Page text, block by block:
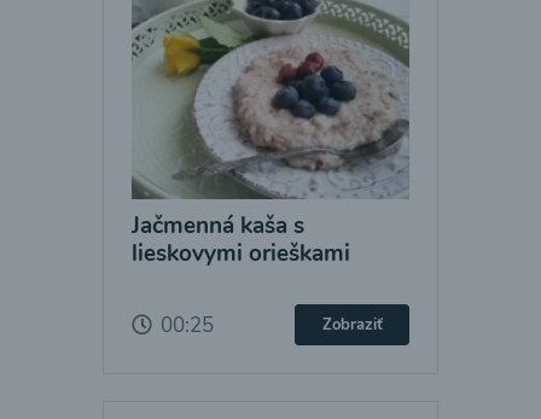
Jačmenná kaša s
lieskovymi orieškami
00:25 Zobraziť